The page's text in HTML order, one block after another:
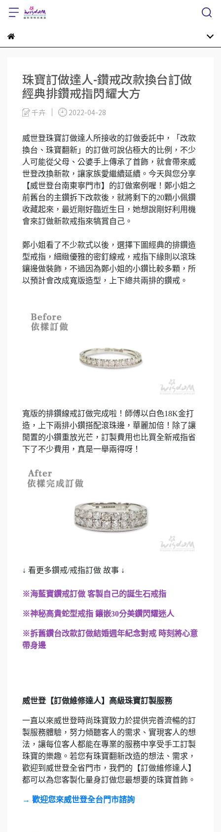
珠寶訂做達人-鑽戒改款換台訂做
經典排鑽戒指閃耀大方
千卉 2022-04-28
威世登珠寶訂做達人所接收的訂做委託中，「改款
換台、珠寶翻新」的訂做可說佔極大的比例，不少
人可能從父母、公婆手上傳承了首飾，就會帶來威
世登改換新款，讓家族愛繼續延續。今天與您分享
【威世登台南東寧門市】的訂做案例喔！鄭小姐之
前舊台的主鑽拆下改款後，就將剩下的20顆小佩鑽
收藏起來，最近剛好臨近生日，她想說剛好利用機
會來訂做新款戒指來犒賞自己。
鄭小姐看了不少款式以後，選擇下圖經典的排鑽造
型戒指，細緻優雅的密釘線戒，戒指下緣則以滾珠
鑲邊做裝飾，不過因為鄭小姐的小鑽比較多顆，所
以預計會改成寬版造型，上下總共兩排的鑽戒。
寬版的排鑽線戒訂做完成啦！師傅以白色18K金打
造，上下兩排小鑽搭配滾珠邊，華麗加倍！除了讓
閒置的小鑽重放光芒，訂製費用也比買全新戒指省
下了不少費用，真是一舉兩得呀！
↓ 看更多鑽戒/戒指訂做 故事 ↓
※海藍寶鑽戒訂做 客製自己的誕生石戒指
※神秘高貴蛇型戒指 鑲嵌30分美鑽閃耀迷人
※拆舊鑽台改款訂做結婚週年紀念對戒 時刻將心意
帶身邊
威世登【訂做維修達人】高級珠寶訂製服務
一直以來威世登時尚珠寶致力於提供完善流暢的訂
製服務體驗，努力傾聽客人的需求、實現客人的想
法，讓每位客人都能在專業的服務中享受手工訂製
珠寶的樂趣。若您有珠寶翻新改造的想法、需求，
歡迎到威世登全省門市，我們的【訂做維修達人】
都可以為您客製化量身訂做您最想要的珠寶首飾。
→ 歡迎您來威世登全台門市諮詢